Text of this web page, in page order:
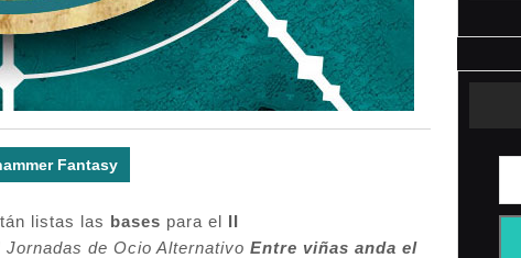
Fantasy
listas las bases para el II
Jornadas de Ocio Alternativo Entre viñas anda el